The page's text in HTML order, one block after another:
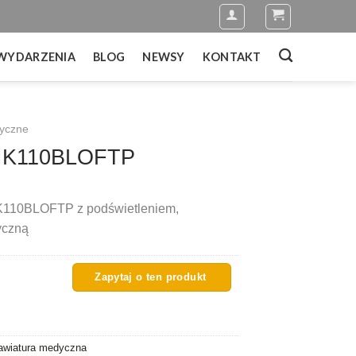
BLOG NEWSY KONTAKT
z podświetleniem,
medyczna